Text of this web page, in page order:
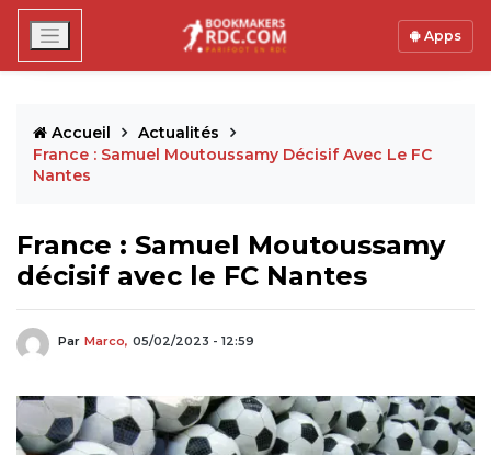
Apps
Accueil
Actualités
France : Samuel Moutoussamy Décisif Avec Le FC
Nantes
France : Samuel Moutoussamy
décisif avec le FC Nantes
Par Marco, 05/02/2023 - 12:59